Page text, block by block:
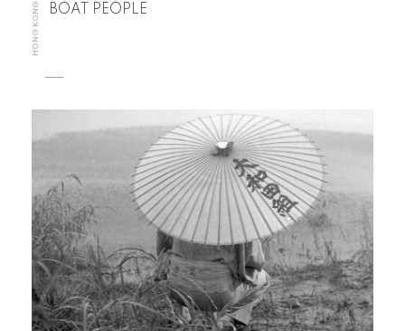
HONG KONG BOAT PEOPLE